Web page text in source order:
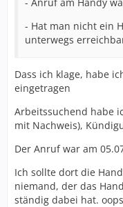
- Hat man nicht ein
unterwegs
Dass ich klage, habe
eingetragen
Arbeitssuchend habe
mit Nachweis),
Der Anruf war am
Ich sollte dort die
niemand, der das
ständig dabei hat. oops